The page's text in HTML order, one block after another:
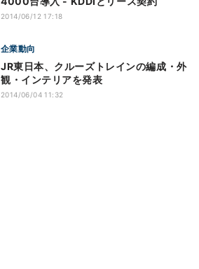
2014/06/12 17:18
企業動向
JR東日本、クルーズトレインの編成・外
観・インテリアを発表
2014/06/04 11:32